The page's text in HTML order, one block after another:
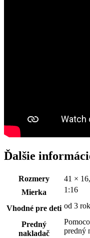
Ďalšie
Rozmery
41 ×
Mierka
1:16
Vhodné pre deti od 3
Predný
nakladač
predný